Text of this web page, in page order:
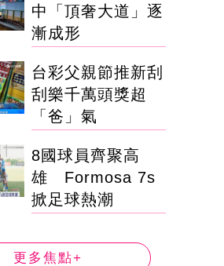
中「頂奢大道」逐
漸成形
台彩父親節推新刮
刮樂千萬頭獎超
「爸」氣
8國球員齊聚高
雄 Formosa 7s
掀足球熱潮
更多焦點+